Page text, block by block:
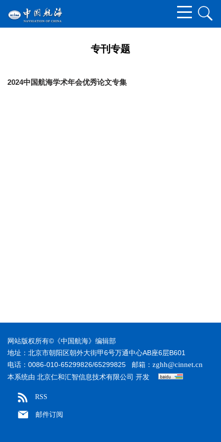
专刊专题
2024中国航海学术年会优秀论文专集
网站版权所有©《中国航海》编辑部
地址：北京市朝阳区朝外大街甲6号万通中心AB座6层B601
电话：0086-010-65299826/65299825 邮箱： zghh@cinnet.cn
本系统由 北京仁和汇智信息技术有限公司 开发
RSS
邮件订阅